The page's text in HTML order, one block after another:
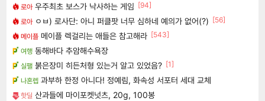
로아 우주최초 보스가 낙사하는 게임 [94]
로아 ㅇㅂ) 로사단: 아니 퍼클팟 너무 심하네 예의가 없어(?) [56]
메이플 메이플 렉걸리는 애들은 참고해라 [543]
여행 동해바다 추암해수욕장
실팰 붉은장미 히든처형 있는거 알고 있었음? [1]
나혼렙 과부하 한정 아니다! 정예림, 화속성 서포터 세대 교체
핫딜 산과들에 마이포켓넛츠, 20g, 100봉